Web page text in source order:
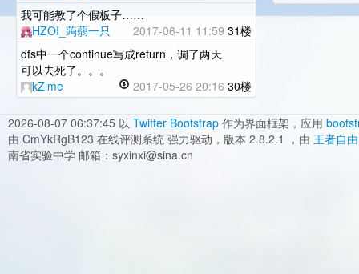
我可能教了个假板子……
HZOI_蒟蒻一只
2017-06-11 11:59 31楼
dfs中一个continue写成return，调了两天
可以去死了。。。
kZime
2017-05-26 20:16 30楼
2026-08-07 06:37:45 以 Twitter Bootstrap 作为界面框架，应用
由 CmYkRgB123 在线评测系统 强力驱动，版本 2.8.2.1 ，由 王者自由
南省实验中学 邮箱：syxinxi@sina.cn